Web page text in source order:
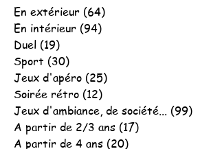
En extérieur (64)
En intérieur (94)
Duel (19)
Sport (30)
Jeux d'apéro (25)
Soirée rétro (12)
Jeux d'ambiance, de société... (99)
A partir de 2/3 ans (17)
A partir de 4 ans (20)